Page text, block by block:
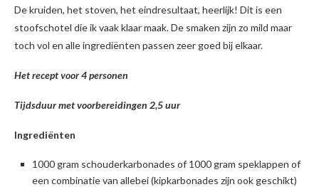
De kruiden, het stoven, het eindresultaat, heerlijk! Dit is een
stoofschotel die ik vaak klaar maak. De smaken zijn zo mild maar
toch vol en alle ingrediënten passen zeer goed bij elkaar.
Het recept voor 4 personen
Tijdsduur met voorbereidingen 2,5 uur
Ingrediënten
1000 gram schouderkarbonades of 1000 gram speklappen of
een combinatie van allebei (kipkarbonades zijn ook geschikt)